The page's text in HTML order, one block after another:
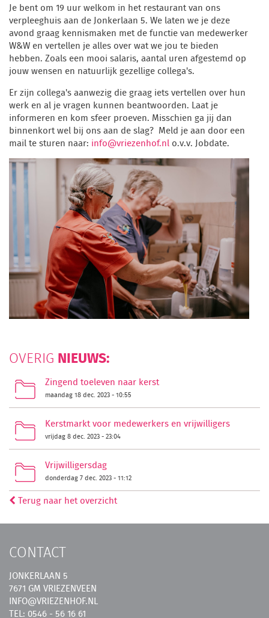
Je bent om 19 uur welkom in het restaurant van ons
verpleeghuis aan de Jonkerlaan 5. We laten we je deze
avond graag kennismaken met de functie van medewerker
W&W en vertellen je alles over wat we jou te bieden
hebben. Zoals een mooi salaris, aantal uren afgestemd op
jouw wensen en natuurlijk gezellige collega's.
Er zijn collega's aanwezig die graag iets vertellen over hun
werk en al je vragen kunnen beantwoorden. Laat je
informeren en kom sfeer proeven. Misschien ga jij dan
binnenkort wel bij ons aan de slag? Meld je aan door een
mail te sturen naar: info@vriezenhof.nl o.v.v. Jobdate.
OVERIG NIEUWS:
Zingend toeleven naar kerst
maandag 18 dec. 2023 - 10:55
Kerstmarkt voor medewerkers en vrijwilligers
vrijdag 8 dec. 2023 - 23:04
Vrijwilligersdag
donderdag 7 dec. 2023 - 11:12
Terug naar het overzicht
CONTACT
JONKERLAAN 5
7671 GM VRIEZENVEEN
INFO@VRIEZENHOF.NL
TEL: 0546 - 56 16 61